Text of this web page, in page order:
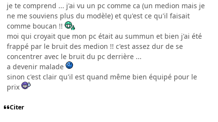
je te comprend ... j'ai vu un pc comme ca (un medion mais je
ne me souviens plus du modèle) et qu'est ce qu'il faisait
comme boucan !!
moi qui croyait que mon pc était au summun et bien j'ai été
frappé par le bruit des medion !! c'est assez dur de se
concentrer avec le bruit du pc derrière ...
a devenir malade
sinon c'est clair qu'il est quand même bien équipé pour le
prix
Citer